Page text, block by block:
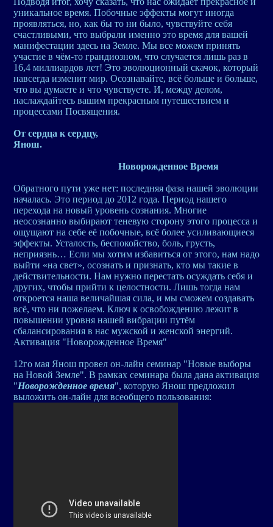
уникальное время. Побочные эффекты могут иногда
проявляться, но, как бы то ни было, чувствуйте себя
счастливыми, что выбрали именно это время для вашей
манифестации здесь на Земле. Мы все можем принять
участие в чём-то грандиозном, что случается лишь раз в
16,4 миллиардов лет! Это эволюционный скачок, который
навсегда изменит мир. Осознавайте, всё больше и больше,
что вы думаете и что чувствуете. И, между делом,
наслаждайтесь вашим прекрасным путешествием и
процессами Посвящения.
От сердца к сердцу,
Янош.
Новорожденное Время
Обратного пути уже нет: последняя фаза нашей эволюции
началась. Это период до 2012 года. Период нашего
перехода на новый уровень сознания. Многие
неосознанно выбирают теневую сторону этого процесса и
ощущают на себе её побочные, всё более усиливающиеся
эффекты. Усталость, беспокойство, боль, грусть,
неприязнь… Если мы хотим избавиться от этого, нам надо
выйти «на свет», осознать и признать, кто мы такие в
действительности. Нам нужно перестать осуждать себя и
других, чтобы прийти к целостности. Лишь тогда нам
откроется наша величайшая сила, и мы сможем создавать
всё, что ни пожелаем. Ключ к освобождению лежит в
повышении уровня нашей вибрации путём
сбалансирования в нас мужской и женской энергий.
Активация "Новорожденное Время"
12го мая Янош провел он-лайн семинар "Новые выборы
на Новой Земле". В рамках семинара была дана активация
"Новорожденное время", которую Янош предложил
выложить он-лайн для всеобщего пользования: